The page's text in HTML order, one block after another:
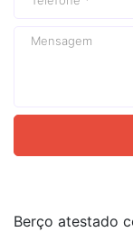
Berço atestado